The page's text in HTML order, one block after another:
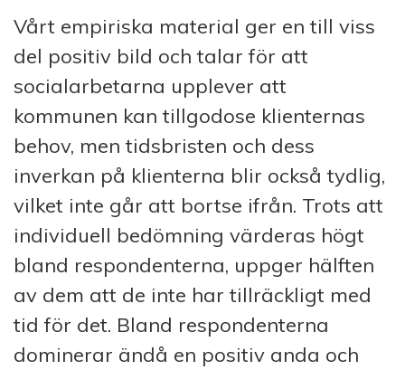
Vårt empiriska material ger en till viss
del positiv bild och talar för att
socialarbetarna upplever att
kommunen kan tillgodose klienternas
behov, men tidsbristen och dess
inverkan på klienterna blir också tydlig,
vilket inte går att bortse ifrån. Trots att
individuell bedömning värderas högt
bland respondenterna, uppger hälften
av dem att de inte har tillräckligt med
tid för det. Bland respondenterna
dominerar ändå en positiv anda och